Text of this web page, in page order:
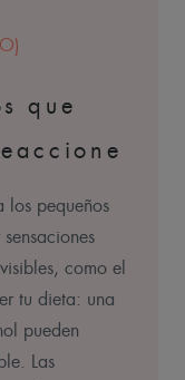
que
los pequeños
como el
tu dieta: una
pueden
Las